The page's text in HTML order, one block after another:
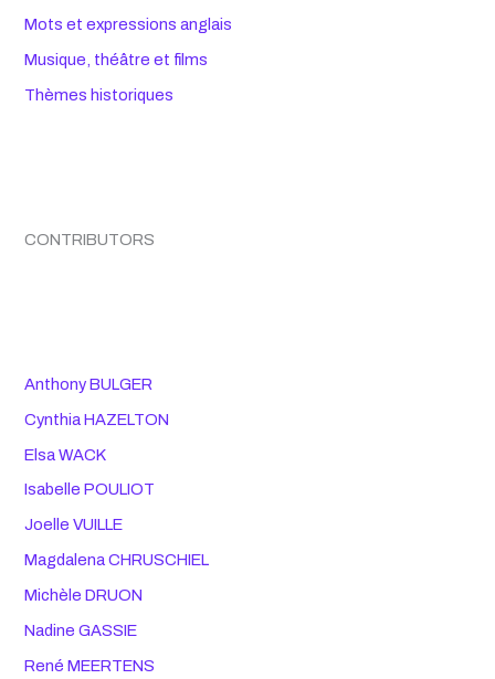
Mots et expressions anglais
Musique, théâtre et films
Thèmes historiques
CONTRIBUTORS
Anthony BULGER
Cynthia HAZELTON
Elsa WACK
Isabelle POULIOT
Joelle VUILLE
Magdalena CHRUSCHIEL
Michèle DRUON
Nadine GASSIE
René MEERTENS